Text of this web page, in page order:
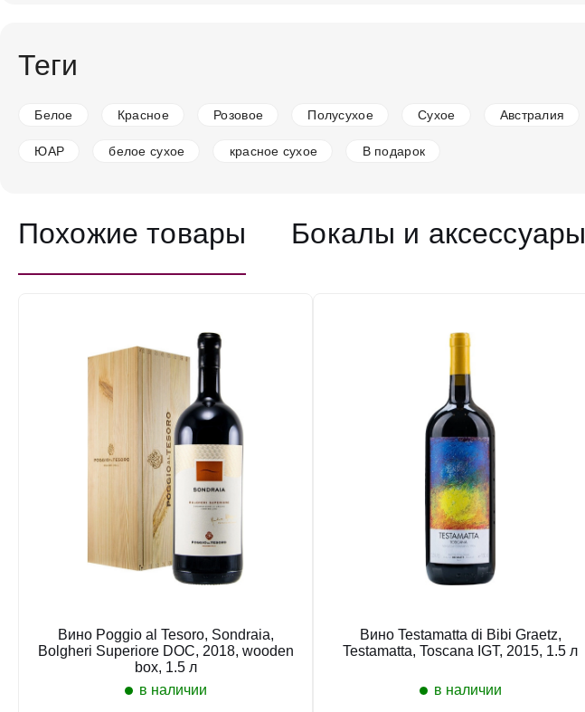
Теги
Белое Красное Розовое Полусухое Сухое Австралия
ЮАР белое сухое красное сухое В подарок
Похожие товары Бокалы и аксессуары
Вино Poggio al Tesoro, Sondraia,
Bolgheri Superiore DOC, 2018, wooden
box, 1.5 л
в наличии
Вино Testamatta di Bibi Graetz,
Testamatta, Toscana IGT, 2015, 1.5 л
в наличии